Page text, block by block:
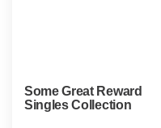
Some Great Reward
Singles Collection